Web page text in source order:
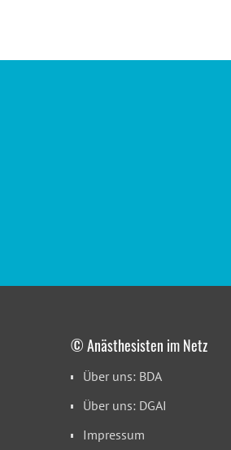
© Anästhesisten im Netz
Über uns: BDA
Über uns: DGAI
Impressum